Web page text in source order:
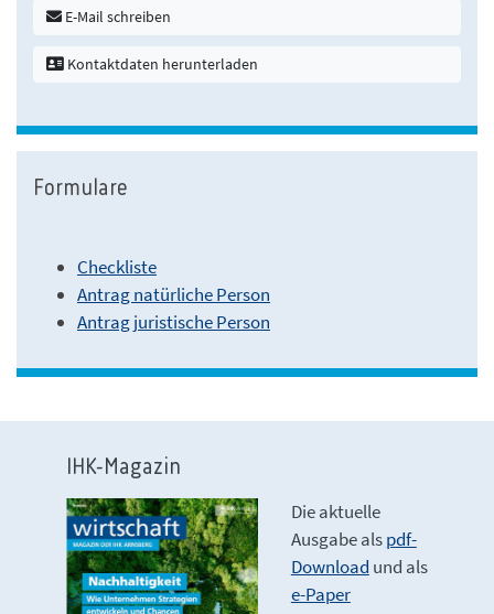
E-Mail schreiben
Kontaktdaten herunterladen
Formulare
Checkliste
Antrag natürliche Person
Antrag juristische Person
IHK-Magazin
Die aktuelle
Ausgabe alspdf-
Download und als
e-Paper